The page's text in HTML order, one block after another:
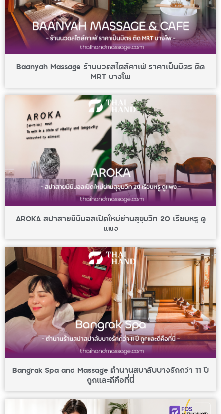
Baanyah Massage ร้านนวดสไตล์คาเฟ่ ราคาเป็นมิตร ติด
MRT บางโพ
AROKA สปาสายมินิมอลเปิดใหม่ย่านสุขุมวิท 20 เรียบหรู ดู
แพง
Bangrak Spa and Massage ตำนานสปาลับบางรักกว่า 11 ปี
ถูกและดีคือที่นี่